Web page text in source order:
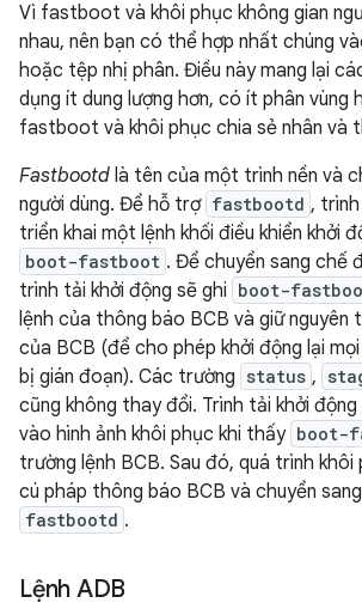
Vì fastboot và khôi phục không gian
nhau, nên bạn có thể hợp nhất chúng
hoặc tệp nhị phân. Điều này mang lại
dụng ít dung lượng hơn, có ít phân vùng
fastboot và khôi phục chia sẻ nhân và
Fastbootd là tên của một trình nền và
người dùng. Để hỗ trợ fastbootd ,
triển khai một lệnh khối điều khiển khởi
boot-fastboot . Để chuyển sang chế
trình tải khởi động sẽ ghi boot-
lệnh của thông báo BCB và giữ nguyên
của BCB (để cho phép khởi động lại
bị gián đoạn). Các trường status ,
cũng không thay đổi. Trình tải khởi
vào hình ảnh khôi phục khi thấy boot-
trường lệnh BCB. Sau đó, quá trình
cú pháp thông báo BCB và chuyển
fastbootd .
Lệnh ADB